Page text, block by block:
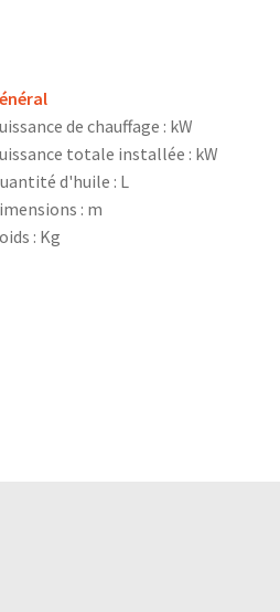
de chauffage : kW
totale installée : kW
d'huile : L
: m
: Kg